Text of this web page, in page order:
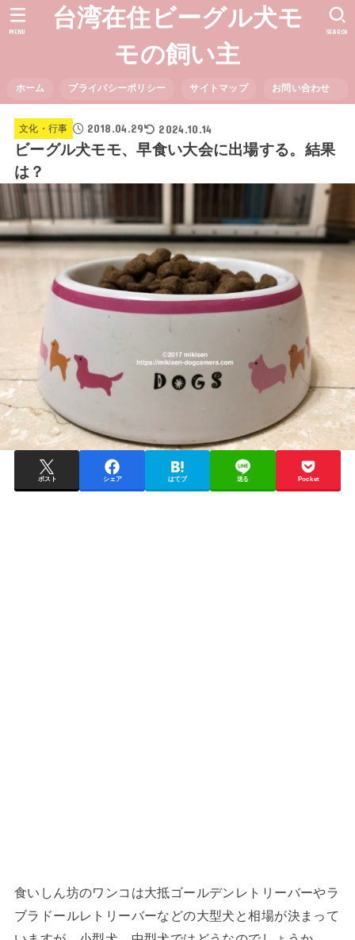
台湾在住ビーグル犬モ
モの飼い主
ホーム プライバシーポリシー サイトマップ お問い合わせ
SEARCH
MENU
文化・行事 2018.04.29 2024.10.14
ビーグル犬モモ、早食い大会に出場する。結果
は？
ポスト シェア はてブ 送る Pocket
食いしん坊のワンコは大抵ゴールデンレトリーバーやラ
ブラドールレトリーバーなどの大型犬と相場が決まって